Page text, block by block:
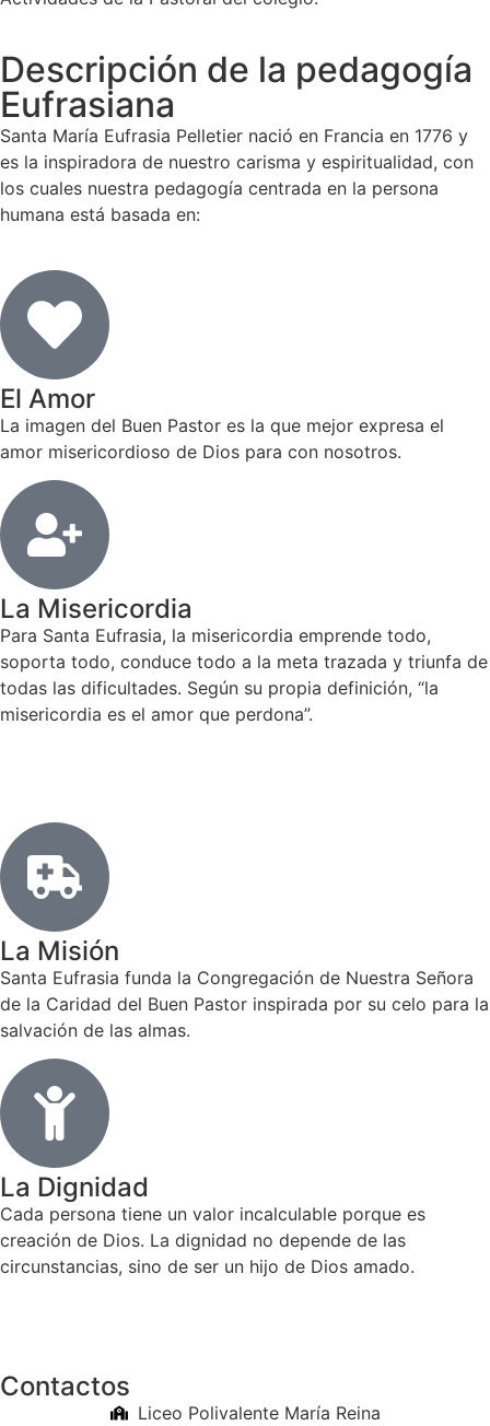
Descripción de la pedagogía
Eufrasiana
Santa María Eufrasia Pelletier nació en Francia en 1776 y
es la inspiradora de nuestro carisma y espiritualidad, con
los cuales nuestra pedagogía centrada en la persona
humana está basada en:
El Amor
La imagen del Buen Pastor es la que mejor expresa el
amor misericordioso de Dios para con nosotros.
La Misericordia
Para Santa Eufrasia, la misericordia emprende todo,
soporta todo, conduce todo a la meta trazada y triunfa de
todas las dificultades. Según su propia definición, “la
misericordia es el amor que perdona”.
La Misión
Santa Eufrasia funda la Congregación de Nuestra Señora
de la Caridad del Buen Pastor inspirada por su celo para la
salvación de las almas.
La Dignidad
Cada persona tiene un valor incalculable porque es
creación de Dios. La dignidad no depende de las
circunstancias, sino de ser un hijo de Dios amado.
Contactos
Liceo Polivalente María Reina